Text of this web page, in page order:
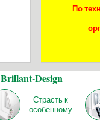
По
Brillant-Design
Страсть к
особенному